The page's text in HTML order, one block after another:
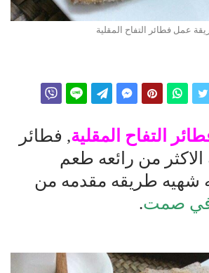
عمل فطائر التفاح المقلية
التفاح المقلية, فطائر
الاكثر من رائعه طعم
شهيه طريقه مقدمه من
في صمت.